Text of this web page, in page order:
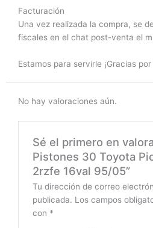
Facturación
Una vez realizada la compra, se
fiscales en el chat post-venta el
Estamos para servirle ¡Gracias
No hay valoraciones aún.
Sé el primero en
Pistones 30 Toyota
2rzfe 16val 95/05”
Tu dirección de correo
publicada. Los campos
con *